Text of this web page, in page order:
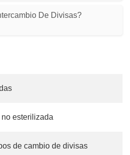
De Divisas?
no esterilizada
de cambio de divisas